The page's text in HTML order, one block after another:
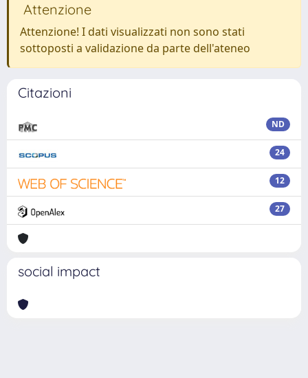
Attenzione
Attenzione! I dati visualizzati non sono stati
sottoposti a validazione da parte dell'ateneo
Citazioni
ND
24
12
27
social impact